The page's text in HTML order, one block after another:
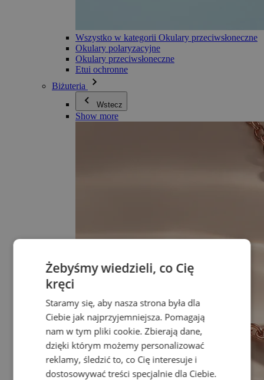
Wszystko w kategorii Okulary przeciwsłoneczne
Okulary polaryzacyjne
Okulary przeciwsłoneczne
Etui ochronne
Biżuteria
Wstecz
Show more
Żebyśmy wiedzieli, co Cię
kręci
Staramy się, aby nasza strona była dla
Ciebie jak najprzyjemniejsza. Pomagają
nam w tym pliki cookie. Zbierają dane,
dzięki którym możemy personalizować
reklamy, śledzić to, co Cię interesuje i
dostosowywać treści specjalnie dla Ciebie.